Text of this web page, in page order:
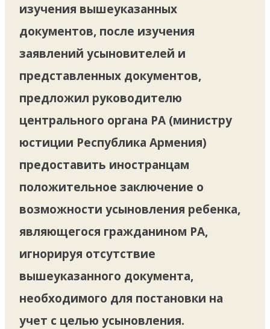
изучения вышеуказанных
документов, после изучения
заявлений усыновителей и
представленных документов,
предложил руководителю
центрального органа РА (министру
юстиции Республика Армения)
предоставить иностранцам
положительное заключение о
возможности усыновления ребенка,
являющегося гражданином РА,
игнорируя отсутствие
вышеуказанного документа,
необходимого для постановки на
учет с целью усыновления.